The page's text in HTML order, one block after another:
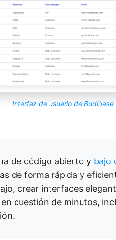
Interfaz de usuario de Budibase
de código abierto y bajo
de forma rápida y
crear interfaces
cuestión de minutos,